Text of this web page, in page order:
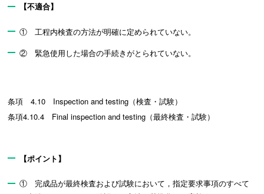
【不適合】
① 工程内検査の方法が明確に定められていない。
② 緊急使用した場合の手続きがとられていない。
条項 4.10 Inspection and testing（検査・試験）
条項4.10.4 Final inspection and testing（最終検査・試験）
【ポイント】
① 完成品が最終検査および試験において，指定要求事項のすべて